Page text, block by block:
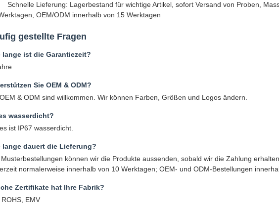
Schnelle Lieferung: Lagerbestand für wichtige Artikel, sofort Versand von Proben,
OEM/ODM innerhalb von 15 Werktagen
gestellte Fragen
lange ist die Garantiezeit?
Sie OEM & ODM?
& ODM sind willkommen. Wir können Farben, Größen und Logos ändern.
wasserdicht?
ist IP67 wasserdicht.
lange dauert die Lieferung?
können wir die Produkte aussenden, sobald wir die Zahlung
normalerweise innerhalb von 10 Werktagen; OEM- und ODM-Bestellungen
Zertifikate hat Ihre Fabrik?
ROHS, EMV